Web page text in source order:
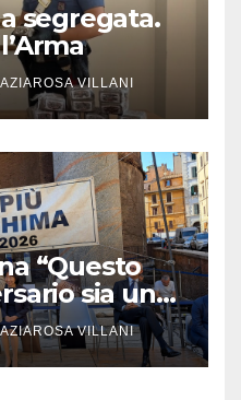
segregata.
VILLANI
“Questo
sia un
VILLANI